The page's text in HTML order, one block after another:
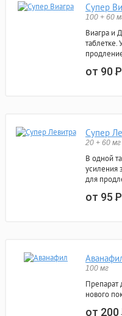
Супер
100 + 60
Виагра и
таблетке.
от 90Р
Супер
20 + 60 мг
В одной
усиления
для
от 95Р
100 мг
Препарат
нового
от 200